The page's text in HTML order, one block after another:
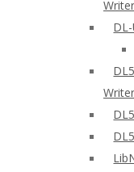
Writer